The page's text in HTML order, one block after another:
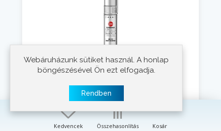
Pedrollo 4SRm1.5/30 F PD búvárszivattyú
Feszültség: 230 V
Teljesítmény: 1500 W
Kedvencek Összehasonlítás Kosár
Webáruházunk sütiket használ. A honlap
böngészésével Ön ezt elfogadja.
Rendben